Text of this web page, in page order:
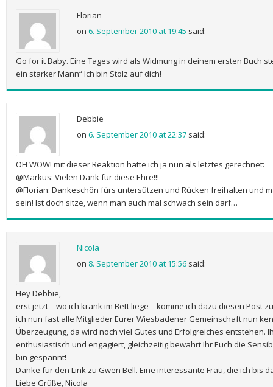
Florian
on 6. September 2010 at 19:45 said:
Go for it Baby. Eine Tages wird als Widmung in deinem ersten Buch
ein starker Mann“ Ich bin Stolz auf dich!
Debbie
on 6. September 2010 at 22:37 said:
OH WOW! mit dieser Reaktion hatte ich ja nun als letztes gerechnet:
@Markus: Vielen Dank für diese Ehre!!!
@Florian: Dankeschön fürs untersützen und Rücken freihalten und
sein! Ist doch sitze, wenn man auch mal schwach sein darf…
Nicola
on 8. September 2010 at 15:56 said:
Hey Debbie,
erst jetzt – wo ich krank im Bett liege – komme ich dazu diesen Post
ich nun fast alle Mitglieder Eurer Wiesbadener Gemeinschaft nun
Überzeugung, da wird noch viel Gutes und Erfolgreiches entstehen.
enthusiastisch und engagiert, gleichzeitig bewahrt Ihr Euch die
bin gespannt!
Danke für den Link zu Gwen Bell. Eine interessante Frau, die ich bis
Liebe Grüße, Nicola